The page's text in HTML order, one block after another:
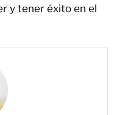
y tener éxito en el